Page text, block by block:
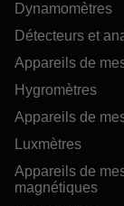
Dynamomètres
Détecteurs et
Appareils de
Hygromètres
Appareils de
Luxmètres
Appareils de
magnétiques